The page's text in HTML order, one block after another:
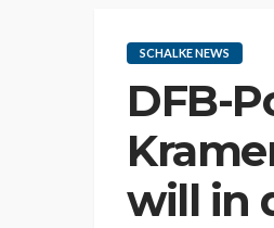
SCHALKE NEWS
DFB-
will in